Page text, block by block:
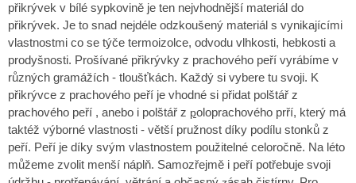
přikrývek v bílé sypkovině je ten nejvhodnější materiál do
přikrývek. Je to snad nejdéle odzkoušený materiál s vynikajícími
vlastnostmi co se týče termoizolce, odvodu vlhkosti, hebkosti a
prodyšnosti. Prošívané přikrývky z prachového peří vyrábíme v
různých gramážích - tloušťkách. Každý si vybere tu svoji. K
přikrývce z prachového peří je vhodné si přidat polštář z
prachového peří , anebo i polštář z poloprachového prří, který má
taktéž výborné vlastnosti - větší pružnost díky podílu stonků z
peří. Peří je díky svým vlastnostem použitelné celoročně. Na léto
můžeme zvolit menší náplň. Samozřejmě i peří potřebuje svoji